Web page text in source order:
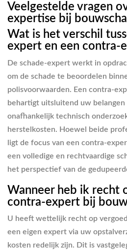
Veelgestelde vragen
expertise bij
Wat is het verschil
expert en een contra-
De schade-expert werkt in
om de schade te beoordelen
polisvoorwaarden. Een contra-
behartigt uitsluitend uw belangen
onafhankelijk technisch
herstelkosten. Hoewel beide
ligt de focus van een contra-
een volledige en rechtvaardige
het perspectief van de
Wanneer heb ik recht
contra-expert bij
U heeft wettelijk recht op
een eigen expert via uw
kosten redelijk zijn. Dit is